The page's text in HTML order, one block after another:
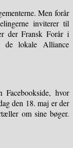
Men forår
inviterer til
der Fransk Forår i
de lokale Alliance
hvor
den 18. maj er der
om sine bøger.